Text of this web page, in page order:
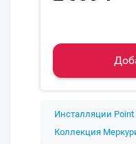
Инсталляции Point
Коллекция